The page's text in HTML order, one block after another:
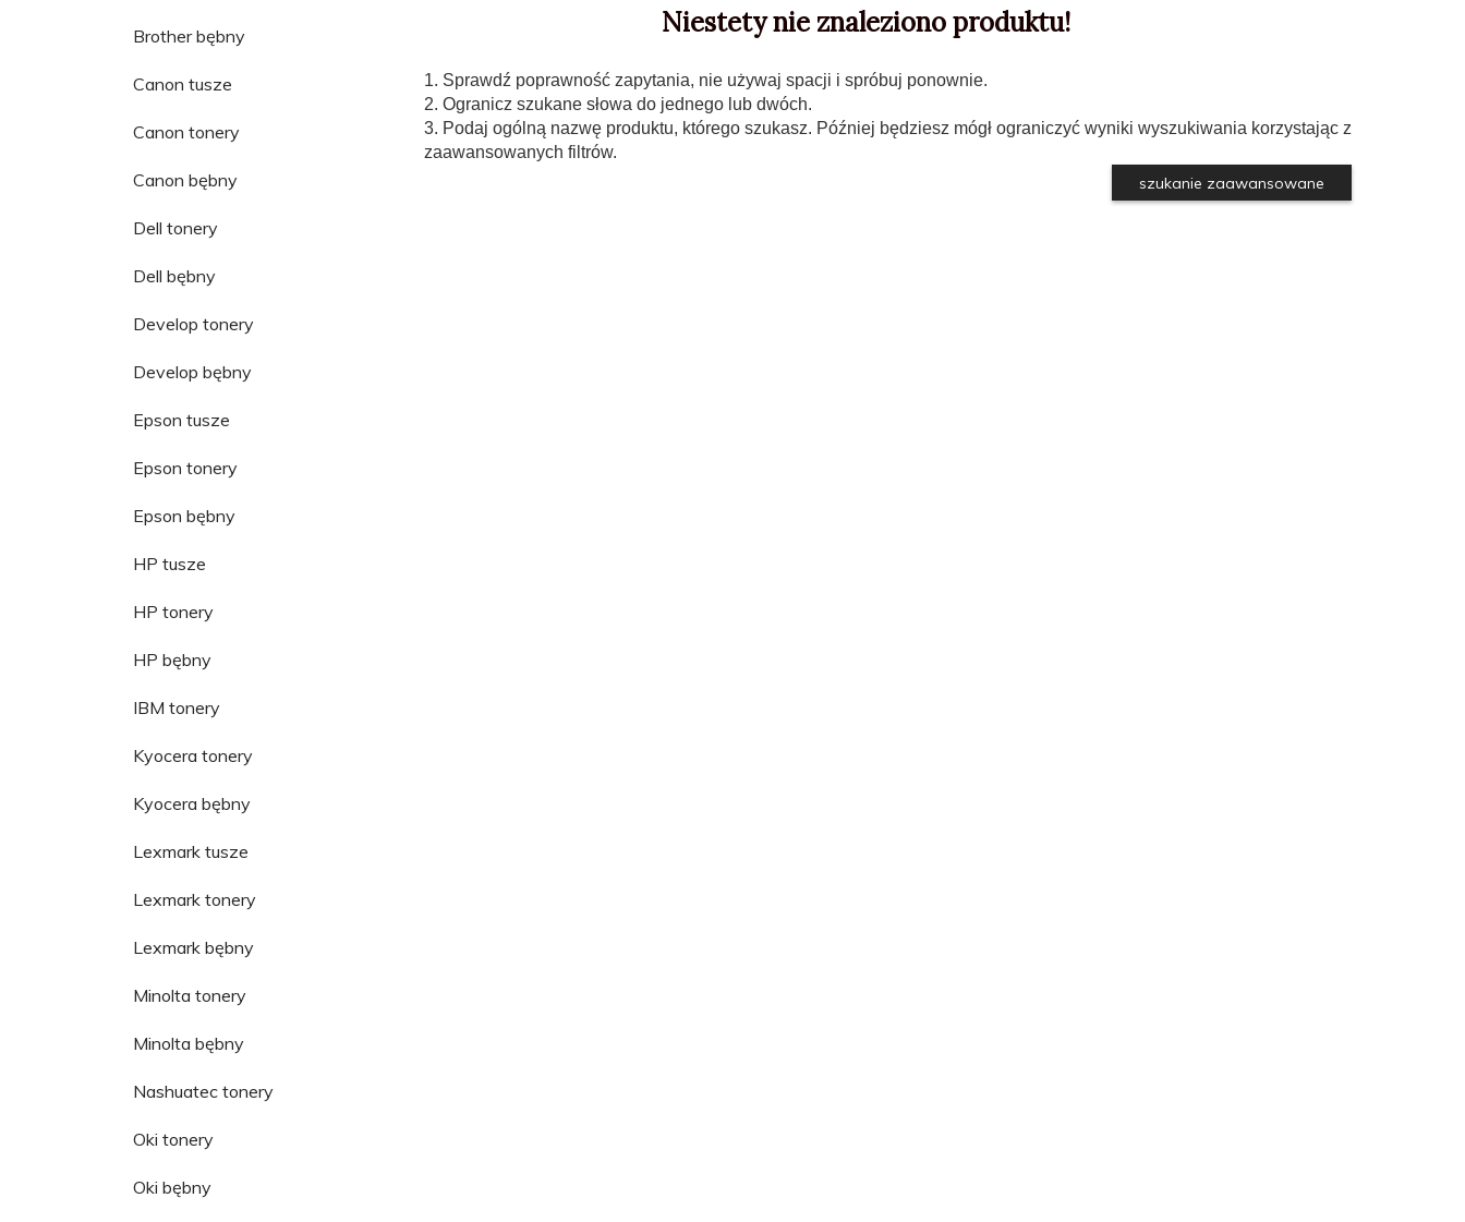
Brother bębny
Canon tusze
Canon tonery
Canon bębny
Dell tonery
Dell bębny
Develop tonery
Develop bębny
Epson tusze
Epson tonery
Epson bębny
HP tusze
HP tonery
HP bębny
IBM tonery
Kyocera tonery
Kyocera bębny
Lexmark tusze
Lexmark tonery
Lexmark bębny
Minolta tonery
Minolta bębny
Nashuatec tonery
Oki tonery
Oki bębny
Niestety nie znaleziono produktu!
1. Sprawdź poprawność zapytania, nie używaj spacji i spróbuj ponownie.
2. Ogranicz szukane słowa do jednego lub dwóch.
3. Podaj ogólną nazwę produktu, którego szukasz. Później będziesz mógł ograniczyć wyniki wyszukiwania korzystając z
zaawansowanych filtrów.
szukanie zaawansowane